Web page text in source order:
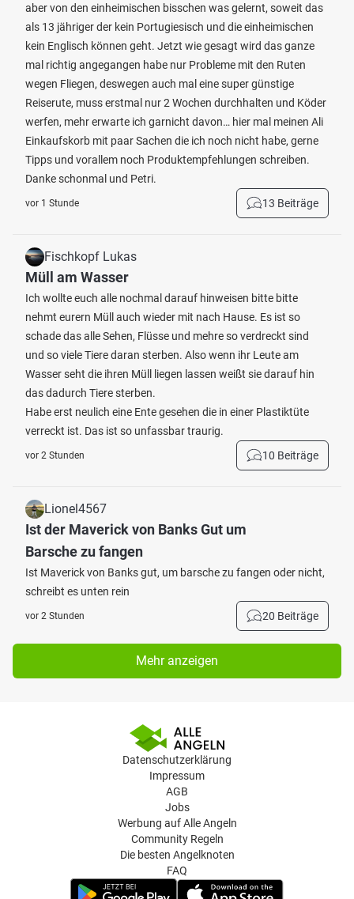
aber von den einheimischen bisschen was gelernt, soweit das
als 13 jähriger der kein Portugiesisch und die einheimischen
kein Englisch können geht. Jetzt wie gesagt wird das ganze
mal richtig angegangen habe nur Probleme mit den Ruten
wegen Fliegen, deswegen auch mal eine super günstige
Reiserute, muss erstmal nur 2 Wochen durchhalten und Köder
werfen, mehr erwarte ich garnicht davon… hier mal meinen Ali
Einkaufskorb mit paar Sachen die ich noch nicht habe, gerne
Tipps und vorallem noch Produktempfehlungen schreiben.
Danke schonmal und Petri.
vor 1 Stunde 13 Beiträge
Fischkopf Lukas
Müll am Wasser
Ich wollte euch alle nochmal darauf hinweisen bitte bitte
nehmt eurern Müll auch wieder mit nach Hause. Es ist so
schade das alle Sehen, Flüsse und mehre so verdreckt sind
und so viele Tiere daran sterben. Also wenn ihr Leute am
Wasser seht die ihren Müll liegen lassen weißt sie darauf hin
das dadurch Tiere sterben.
Habe erst neulich eine Ente gesehen die in einer Plastiktüte
verreckt ist. Das ist so unfassbar traurig.
vor 2 Stunden 10 Beiträge
Lionel4567
Ist der Maverick von Banks Gut um
Barsche zu fangen
Ist Maverick von Banks gut, um barsche zu fangen oder nicht,
schreibt es unten rein
vor 2 Stunden 20 Beiträge
Mehr anzeigen
Datenschutzerklärung
Impressum
AGB
Jobs
Werbung auf Alle Angeln
Community Regeln
Die besten Angelknoten
FAQ